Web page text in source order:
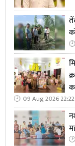
09 Aug 2026